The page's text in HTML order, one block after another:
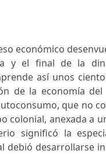
económico
y el final de la
así unos
de la economía
que no
colonial, anexada a
significó la
desarrollarse